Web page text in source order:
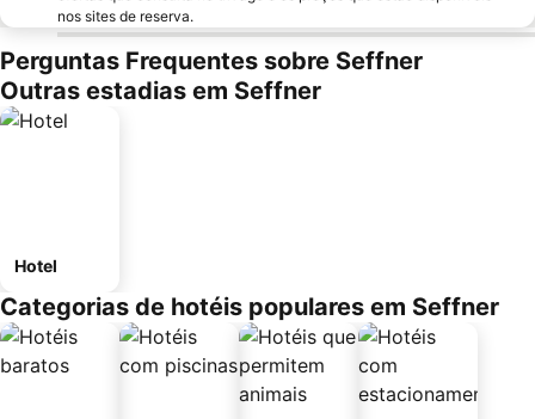
nos sites de reserva.
Perguntas Frequentes sobre Seffner
Outras estadias em Seffner
Hotel
Categorias de hotéis populares em Seffner